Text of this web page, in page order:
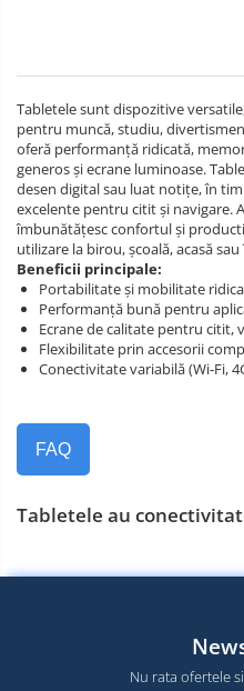
Tabletele sunt dispozitive
pentru muncă, studiu,
oferă performanță ridicată,
generos și ecrane luminoase.
desen digital sau luat notițe, în
excelente pentru citit și navigare.
îmbunătățesc confortul și
utilizare la birou, școală, acasă
Beneficii principale:
Portabilitate și mobilitate
Performanță bună pentru
Ecrane de calitate pentru citit,
Flexibilitate prin accesorii
Conectivitate variabilă (Wi‑Fi,
FAQ
Tabletele au
Nu rata ofertele